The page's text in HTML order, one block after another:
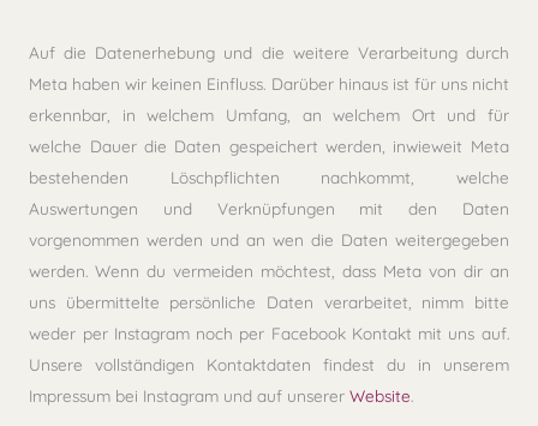
Auf die Datenerhebung und die weitere Verarbeitung durch
Meta haben wir keinen Einfluss. Darüber hinaus ist für uns nicht
erkennbar, in welchem Umfang, an welchem Ort und für
welche Dauer die Daten gespeichert werden, inwieweit Meta
bestehenden Löschpflichten nachkommt, welche
Auswertungen und Verknüpfungen mit den Daten
vorgenommen werden und an wen die Daten weitergegeben
werden. Wenn du vermeiden möchtest, dass Meta von dir an
uns übermittelte persönliche Daten verarbeitet, nimm bitte
weder per Instagram noch per Facebook Kontakt mit uns auf.
Unsere vollständigen Kontaktdaten findest du in unserem
Impressum bei Instagram und auf unsererWebsite